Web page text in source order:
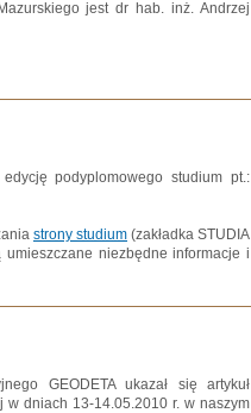
jest dr hab. inż. Andrzej
podyplomowego studium pt.:
strony studium (zakładka STUDIA
umieszczane niezbędne informacje i
GEODETA ukazał się artykuł
dniach 13-14.05.2010 r. w naszym